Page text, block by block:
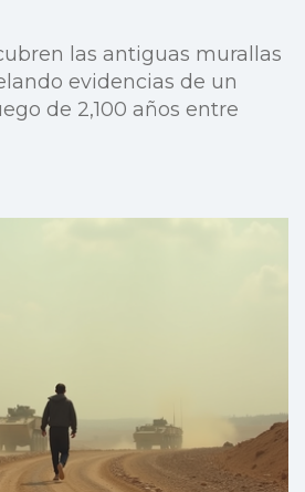
las antiguas murallas
evidencias de un
de 2,100 años entre